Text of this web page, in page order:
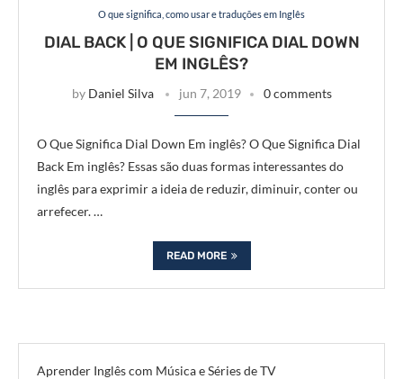
O que significa, como usar e traduções em Inglês
DIAL BACK | O QUE SIGNIFICA DIAL DOWN
EM INGLÊS?
by Daniel Silva jun 7, 2019 0 comments
O Que Significa Dial Down Em inglês? O Que Significa Dial
Back Em inglês? Essas são duas formas interessantes do
inglês para exprimir a ideia de reduzir, diminuir, conter ou
arrefecer. …
READ MORE
Aprender Inglês com Música e Séries de TV